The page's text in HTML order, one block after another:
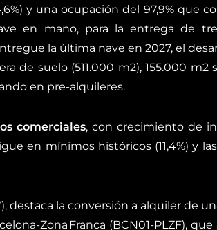
y una ocupación del 97,9% que
en mano, para la entrega de
la última nave en 2027, el
de suelo (511.000 m2), 155.000 m2
en pre-alquileres.
comerciales, con crecimiento de
en mínimos históricos (11,4%) y
destaca la conversión a alquiler de
Zona Franca (BCN01-PLZF),